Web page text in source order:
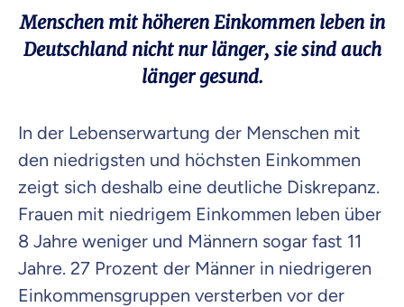
Menschen mit höheren Einkommen leben in
Deutschland nicht nur länger, sie sind auch
länger gesund.
In der Lebenserwartung der Menschen mit
den niedrigsten und höchsten Einkommen
zeigt sich deshalb eine deutliche Diskrepanz.
Frauen mit niedrigem Einkommen leben über
8 Jahre weniger und Männern sogar fast 11
Jahre. 27 Prozent der Männer in niedrigeren
Einkommensgruppen versterben vor der